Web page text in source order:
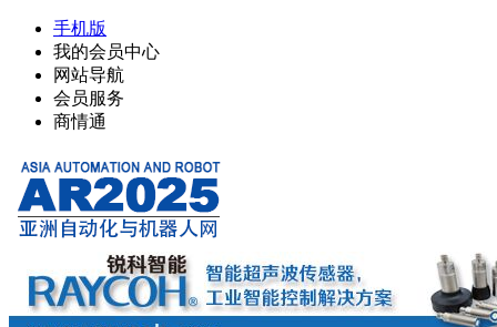
手机版
我的会员中心
网站导航
会员服务
商情通